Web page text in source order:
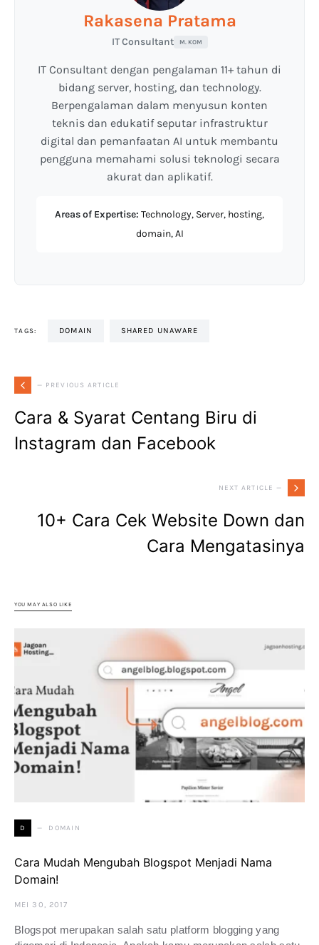
Rakasena Pratama
IT Consultant M. KOM
IT Consultant dengan pengalaman 11+ tahun di
bidang server, hosting, dan technology.
Berpengalaman dalam menyusun konten
teknis dan edukatif seputar infrastruktur
digital dan pemanfaatan AI untuk membantu
pengguna memahami solusi teknologi secara
akurat dan aplikatif.
Areas of Expertise: Technology, Server, hosting,
domain, AI
TAGS: DOMAIN SHARED UNAWARE
— PREVIOUS ARTICLE
Cara & Syarat Centang Biru di
Instagram dan Facebook
NEXT ARTICLE —
10+ Cara Cek Website Down dan
Cara Mengatasinya
YOU MAY ALSO LIKE
D DOMAIN
Cara Mudah Mengubah Blogspot Menjadi Nama
Domain!
MEI 30, 2017
Blogspot merupakan salah satu platform blogging yang